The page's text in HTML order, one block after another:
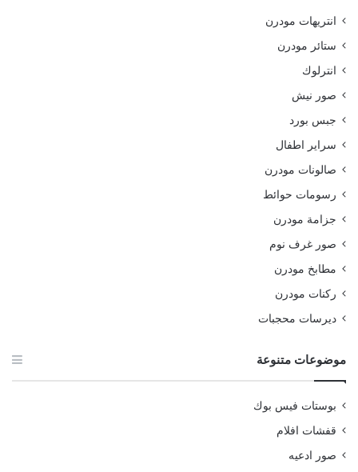
انتريهات مودرن
ستائر مودرن
انترلوك
صور نيش
جبس بورد
سراير اطفال
صالونات مودرن
رسومات حوائط
جزامة مودرن
صور غرف نوم
مطابخ مودرن
ركنات مودرن
ديرسات محجبات
موضوعات متنوعة
بوستات فيس بوك
قفشات افلام
صور ادعيه